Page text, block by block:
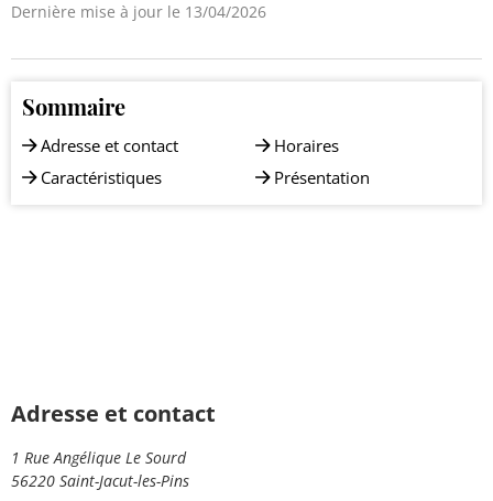
Dernière mise à jour le 13/04/2026
Sommaire
Adresse et contact
Caractéristiques
Horaires
Présentation
Adresse et contact
1 Rue Angélique Le Sourd
56220 Saint-Jacut-les-Pins